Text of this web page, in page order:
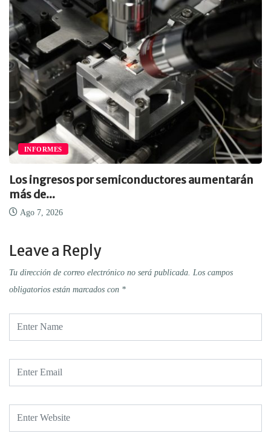
INFORMES
Los ingresos por semiconductores aumentarán
más de...
Ago 7, 2026
Leave a Reply
Tu dirección de correo electrónico no será publicada. Los campos
obligatorios están marcados con *